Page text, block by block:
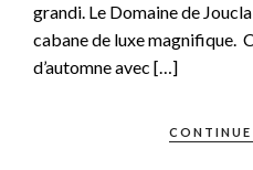
grandi. Le Domaine de
cabane de luxe magnifique.
d’automne avec […]